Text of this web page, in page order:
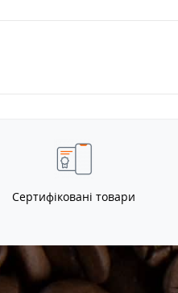
Сертифіковані товари